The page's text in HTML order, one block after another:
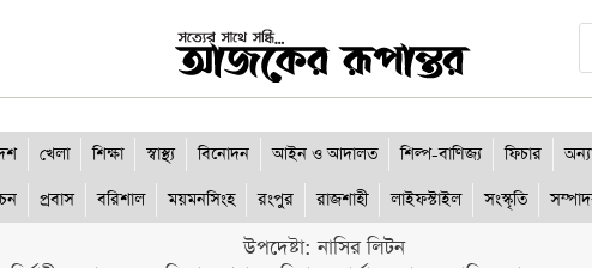
খেলা শিক্ষা স্বাস্থ্য বিনোদন আইন ও আদালত শিল্প-বাণিজ্য ফিচার
প্রবাস বরিশাল ময়মনসিংহ রংপুর রাজশাহী লাইফস্টাইল সংস্কৃতি
উপদেষ্টা: নাসির লিটন